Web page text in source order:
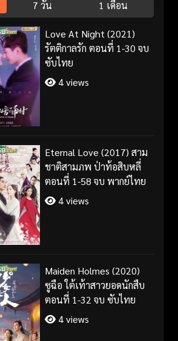
7 วัน 1 เดือน
Love At Night (2021)
รัตติกาลรัก ตอนที่ 1-30 จบ
ซับไทย
4 views
Eternal Love (2017) สาม
ชาติสามภพ ป่าท้อสิบหลี่
ตอนที่ 1-58 จบ พากย์ไทย
4 views
Maiden Holmes (2020)
ซูฉือ ใต้เท้าสาวยอดนักสืบ
ตอนที่ 1-32 จบ ซับไทย
4 views